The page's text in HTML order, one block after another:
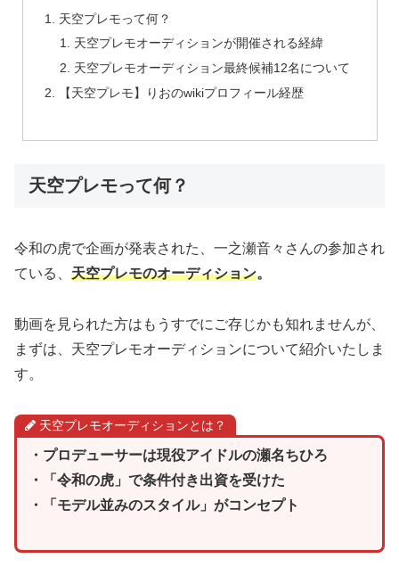
天空プレモって何？
天空プレモオーディションが開催される経緯
天空プレモオーディション最終候補12名について
【天空プレモ】りおのwikiプロフィール経歴
天空プレモって何？
令和の虎で企画が発表された、一之瀬音々さんの参加され
ている、 天空プレモのオーディション。
動画を見られた方はもうすでにご存じかも知れませんが、
まずは、天空プレモオーディションについて紹介いたしま
す。
天空プレモオーディションとは？
・プロデューサーは現役アイドルの瀬名ちひろ
・「令和の虎」で条件付き出資を受けた
・「モデル並みのスタイル」がコンセプト